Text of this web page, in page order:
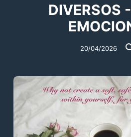
DIVERSOS
20/04/2026